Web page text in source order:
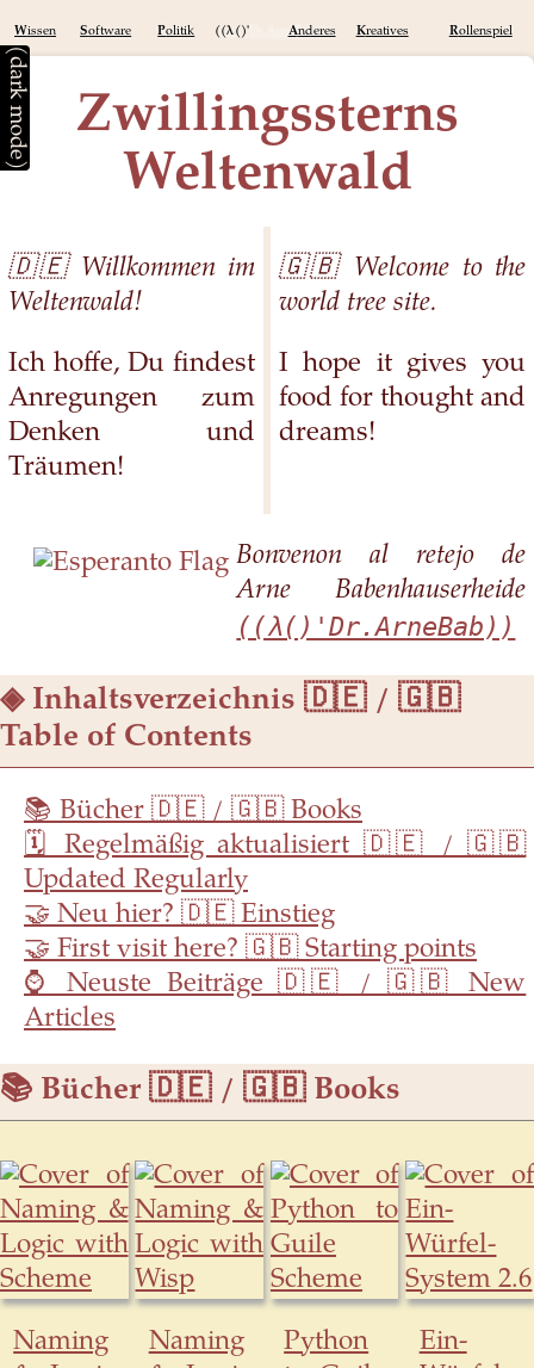
Zwillingssterns
Weltenwald
Wissen Software Politik ((λ()'Dr.ArneBab))
Anderes Kreatives Rollenspiel
🇩🇪 Willkommen im
Weltenwald!
Ich hoffe, Du findest
Anregungen zum
Denken und
Träumen!
🇬🇧 Welcome to the
world tree site.
I hope it gives you
food for thought and
dreams!
Bonvenon al retejo de
Arne Babenhauserheide
((λ()'Dr.ArneBab))
Inhaltsverzeichnis
📚 Bücher 🇩🇪 / 🇬🇧 Books
🗓 Regelmäßig aktualisiert 🇩🇪 / 🇬🇧
Updated Regularly
🤝 Neu hier? 🇩🇪 Einstieg
🤝 First visit here? 🇬🇧 Starting points
⌚ Neuste Beiträge 🇩🇪 / 🇬🇧 New
Articles
📚 Bücher 🇩🇪 / 🇬🇧 Books
Naming
Naming
Python
Ein-
(dark mode)